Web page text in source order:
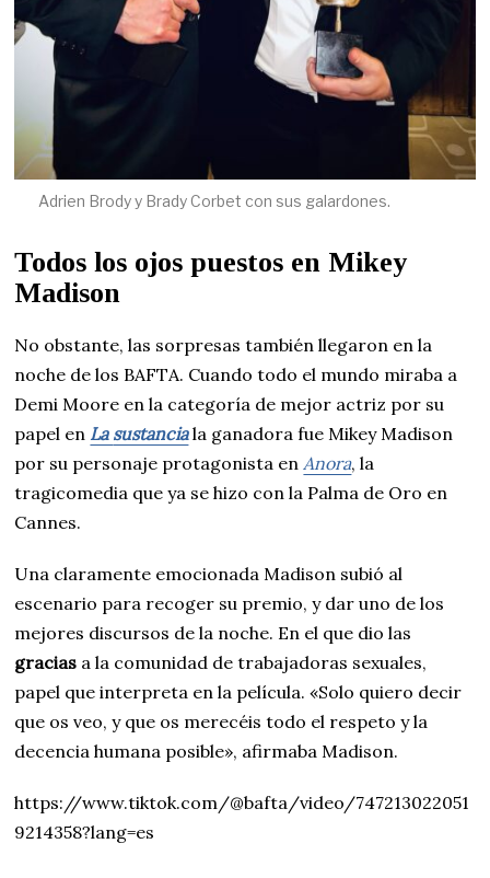
Adrien Brody y Brady Corbet con sus galardones.
Todos los ojos puestos en Mikey
Madison
No obstante, las sorpresas también llegaron en la
noche de los BAFTA. Cuando todo el mundo miraba a
Demi Moore en la categoría de mejor actriz por su
papel en La sustancia la ganadora fue Mikey Madison
por su personaje protagonista en Anora, la
tragicomedia que ya se hizo con la Palma de Oro en
Cannes.
Una claramente emocionada Madison subió al
escenario para recoger su premio, y dar uno de los
mejores discursos de la noche. En el que dio las
gracias a la comunidad de trabajadoras sexuales,
papel que interpreta en la película. «Solo quiero decir
que os veo, y que os merecéis todo el respeto y la
decencia humana posible», afirmaba Madison.
https://www.tiktok.com/@bafta/video/747213022051
9214358?lang=es